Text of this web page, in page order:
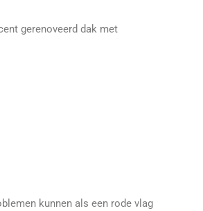
gerenoveerd dak met
kunnen als een rode vlag